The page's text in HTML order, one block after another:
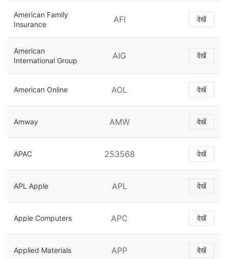
American Family
Insurance
AFI देखें
American
International Group
AIG देखें
American Online AOL देखें
Amway AMW देखें
APAC 253568 देखें
APL Apple APL देखें
Apple Computers APC देखें
Applied Materials APP देखें